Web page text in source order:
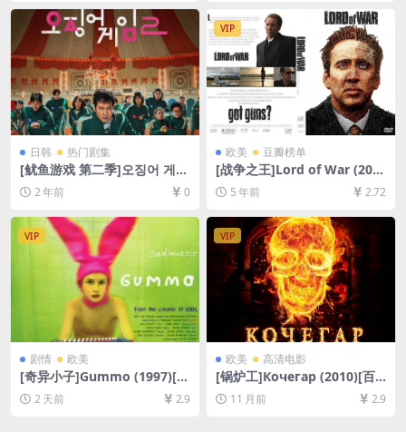
缩包（含解压密码）】
日韩 热门剧集
[鱿鱼游戏 第二季]오징어 게임
시즌 2 (2024)[百度网盘+夸克
网盘1080P超清未删减资源]
KV/16GB/47GB][官方中字]
2 年前 0
VIP
欧美 豆瓣榜单
[战争之王]Lord of War (200
5)[百度网盘+迅雷云盘资源10
80P超清未删减][MP4/8.0GB]
5 年前 2.72
VIP
剧情 欧美
[奇异小子]Gummo (1997)[百
度网盘+夸克网盘1080P超清
未删减资源][网盘在线播放/下
2 天前 2.9
VIP
欧美 高清电影
[锅炉工]Кочегар (2010)[百
度网盘+夸克网盘1080P超清
未删减资源][网盘在线播放/下
11 月前 2.9